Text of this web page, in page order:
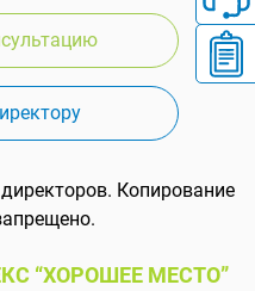
Копирование
“ХОРОШЕЕ МЕСТО”